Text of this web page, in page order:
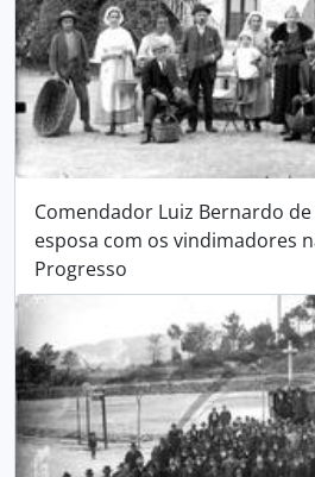
Comendador Luiz Bernardo
esposa com os vindimadores
Progresso